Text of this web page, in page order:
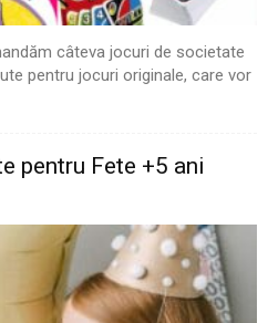
câteva jocuri de societate
pentru jocuri originale, care vor
pentru Fete +5 ani